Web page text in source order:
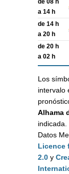
de 08 h
a 14 h
de 14 h
a 20 h
de 20 h
a 02 h
Los
intervalo
Alhama
indicada.
Datos
Licence
2.0 y